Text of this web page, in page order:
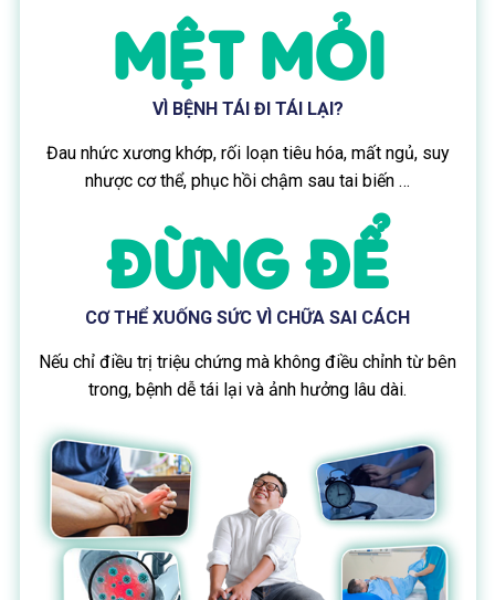
MỆT MỎI
VÌ BỆNH TÁI ĐI TÁI LẠI?
Đau nhức xương khớp, rối loạn tiêu hóa, mất ngủ, suy
nhược cơ thể, phục hồi chậm sau tai biến …
ĐỪNG ĐỂ
CƠ THỂ XUỐNG SỨC VÌ CHỮA SAI CÁCH
Nếu chỉ điều trị triệu chứng mà không điều chỉnh từ bên
trong, bệnh dễ tái lại và ảnh hưởng lâu dài.